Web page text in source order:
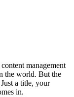
management
the world. But the
a title, your
in.